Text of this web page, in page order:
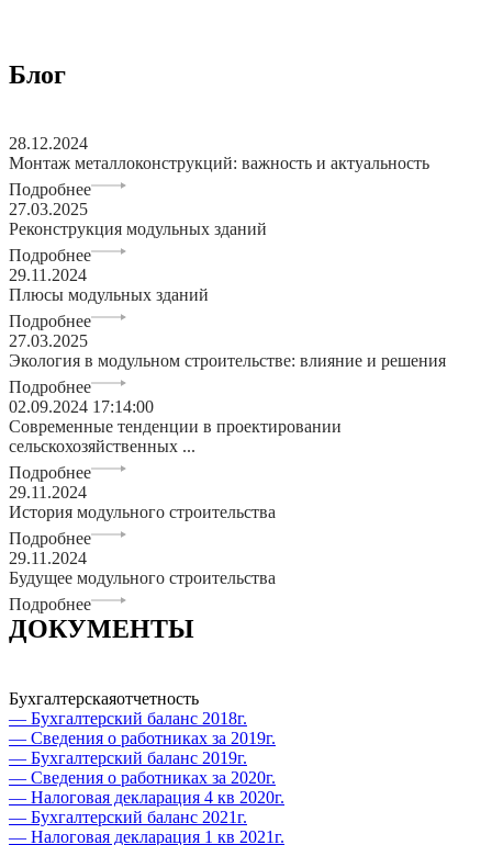
Блог
28.12.2024
Монтаж металлоконструкций: важность и актуальность
Подробнее
27.03.2025
Реконструкция модульных зданий
Подробнее
29.11.2024
Плюсы модульных зданий
Подробнее
27.03.2025
Экология в модульном строительстве: влияние и решения
Подробнее
02.09.2024 17:14:00
Современные тенденции в проектировании
сельскохозяйственных ...
Подробнее
29.11.2024
История модульного строительства
Подробнее
29.11.2024
Будущее модульного строительства
Подробнее
ДОКУМЕНТЫ
Бухгалтерскаяотчетность
— Бухгалтерский баланс 2018г.
— Сведения о работниках за 2019г.
— Бухгалтерский баланс 2019г.
— Сведения о работниках за 2020г.
— Налоговая декларация 4 кв 2020г.
— Бухгалтерский баланс 2021г.
— Налоговая декларация 1 кв 2021г.